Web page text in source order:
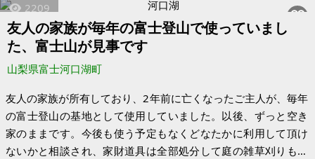
年1回45,200円 管理基金：100,000円。(契約をした時に1回だ
け必要です) ※別荘地につき月々の管理費等と売買に際して別途
名義変更料等がかかる場合があります。
2209
友人の家族が毎年の富士登山で使っていまし
た、富士山が見事です
山梨県富士河口湖町
友人の家族が所有しており、2年前に亡くなったご主人が、毎年
の富士登山の基地として使用していました。以後、ずっと空き
家のままです。今後も使う予定もなくどなたかに利用して頂け
ないかと相談され、家財道具は全部処分して庭の雑草刈りも終